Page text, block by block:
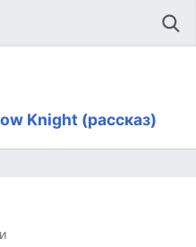
Knight (рассказ)